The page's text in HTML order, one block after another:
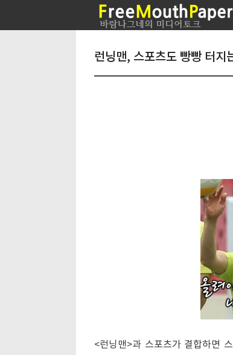
런닝맨, 스포츠도 빵빵 터지
<런닝맨>과 스포츠가 결합하면